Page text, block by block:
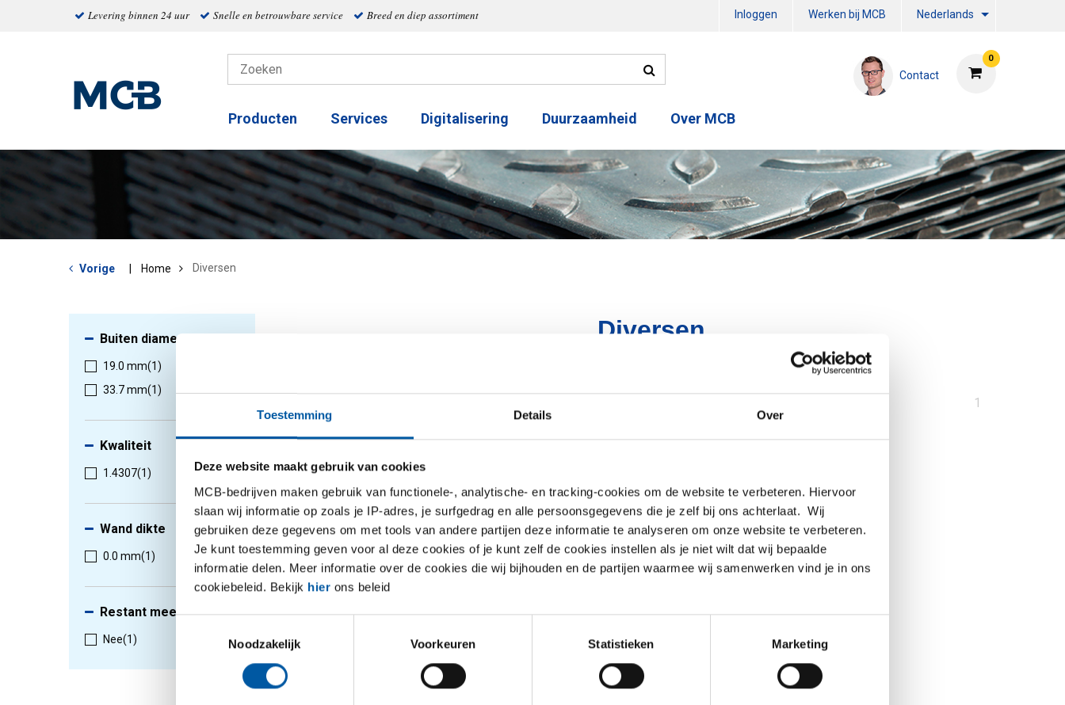
Toestemming Details Over
Deze website maakt gebruik van cookies
MCB-bedrijven maken gebruik van functionele-, analytische- en tracking-cookies om de website te verbeteren. Hiervoor
slaan wij informatie op zoals je IP-adres, je surfgedrag en alle persoonsgegevens die je zelf bij ons achterlaat. Wij
gebruiken deze gegevens om met tools van andere partijen deze informatie te analyseren om onze website te verbeteren.
Je kunt toestemming geven voor al deze cookies of je kunt zelf de cookies instellen als je niet wilt dat wij bepaalde
informatie delen. Meer informatie over de cookies die wij bijhouden en de partijen waarmee wij samenwerken vind je in ons
cookiebeleid. Bekijk hier ons beleid
Noodzakelijk
Voorkeuren Statistieken Marketing
Levering binnen 24 uur Snelle en betrouwbare service Breed en diep assortiment Inloggen Werken bij MCB Nederlands
0
Contact
Producten Services Digitalisering Duurzaamheid Over MCB
Vorige Home Diversen
Buiten diameter
19.0 mm(1)
33.7 mm(1)
Kwaliteit
1.4307(1)
Wand dikte
0.0 mm(1)
Restant meeleveren
Nee(1)
Diversen
U1
diversen draadfittingen